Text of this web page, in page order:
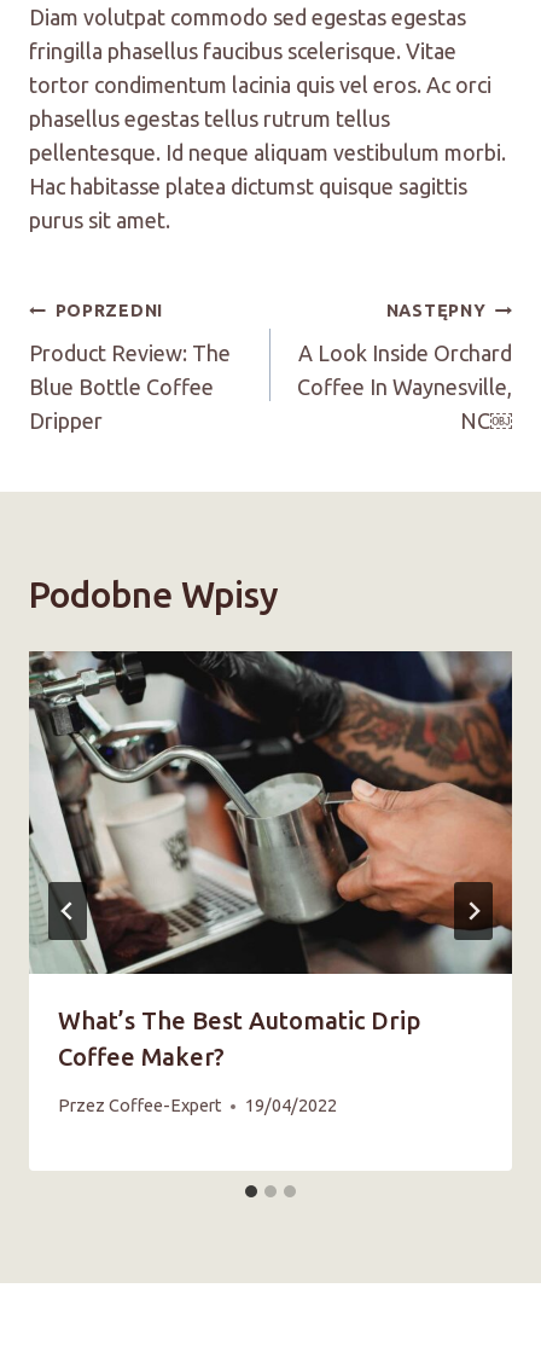
Diam volutpat commodo sed egestas egestas
fringilla phasellus faucibus scelerisque. Vitae
tortor condimentum lacinia quis vel eros. Ac orci
phasellus egestas tellus rutrum tellus
pellentesque. Id neque aliquam vestibulum morbi.
Hac habitasse platea dictumst quisque sagittis
purus sit amet.
Nawigacja
Wpisu
POPRZEDNI
Product Review: The
Blue Bottle Coffee
Dripper
NASTĘPNY
A Look Inside Orchard
Coffee In Waynesville,
NC￼
Podobne Wpisy
What’s The Best Automatic Drip
Coffee Maker?
Przez Coffee-Expert 19/04/2022